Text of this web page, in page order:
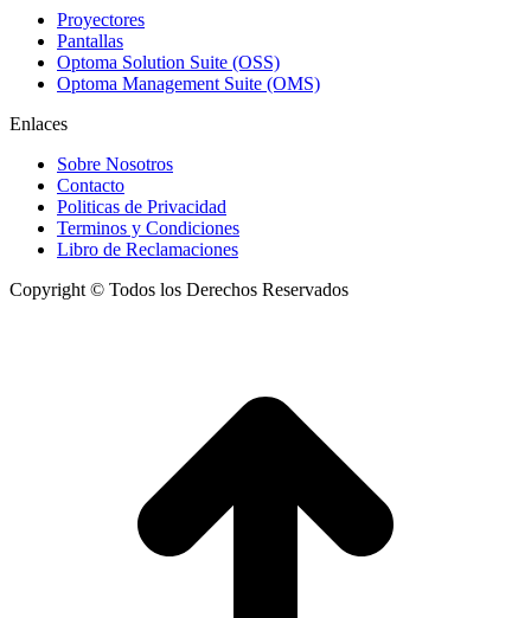
Proyectores
Pantallas
Optoma Solution Suite (OSS)
Optoma Management Suite (OMS)
Enlaces
Sobre Nosotros
Contacto
Politicas de Privacidad
Terminos y Condiciones
Libro de Reclamaciones
Copyright © Todos los Derechos Reservados